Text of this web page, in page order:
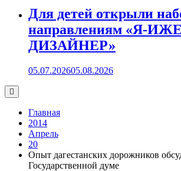
Для детей открыли
направлениям «Я-
ДИЗАЙНЕР»
05.07.202605.08.2026
Главная
2014
Апрель
20
Опыт дагестанских дорожников
Государственной думе